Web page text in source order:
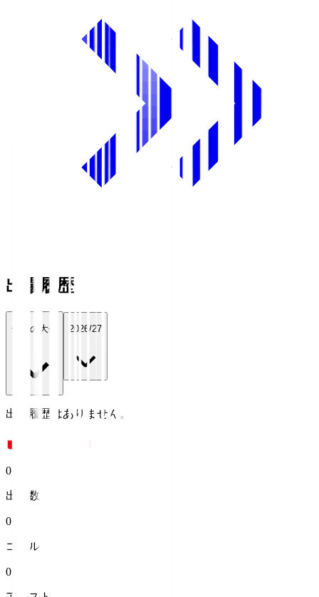
出場履歴
全ての大会 2026/27
出場履歴はありません。
0
出場数
0
ゴール
0